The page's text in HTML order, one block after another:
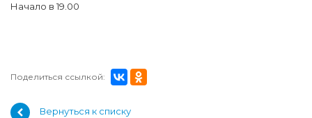
Начало в 19.00
Поделиться ссылкой:
Вернуться к списку